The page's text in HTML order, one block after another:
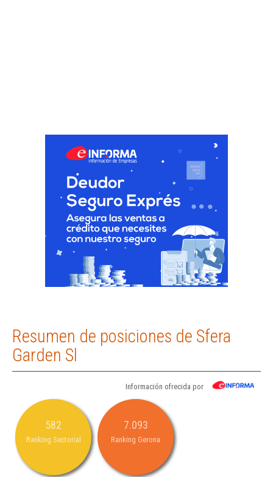
Resumen de posiciones de Sfera
Garden Sl
Información ofrecida por
582
Ranking Sectorial
7.093
Ranking Gerona